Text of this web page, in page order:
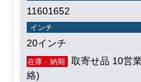
11601652
インチ
20インチ
在庫・納期
取寄せ品 10営
絡)